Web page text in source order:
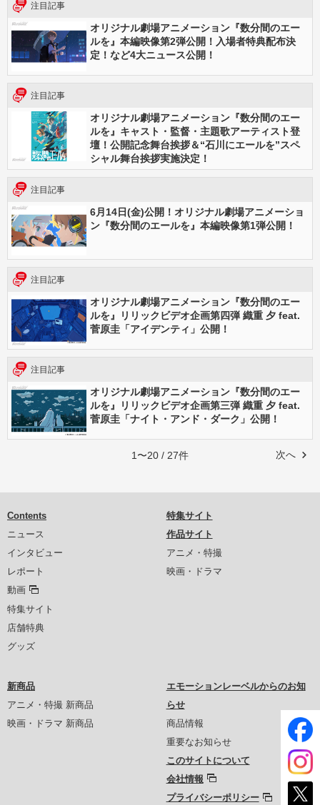
注目記事
オリジナル劇場アニメーション『数分間のエー
ルを』本編映像第2弾公開！入場者特典配布決
定！など4大ニュース公開！
注目記事
オリジナル劇場アニメーション『数分間のエー
ルを』キャスト・監督・主題歌アーティスト登
壇！公開記念舞台挨拶＆“石川にエールを”スペ
シャル舞台挨拶実施決定！
注目記事
6月14日(金)公開！オリジナル劇場アニメーショ
ン『数分間のエールを』本編映像第1弾公開！
注目記事
オリジナル劇場アニメーション『数分間のエー
ルを』リリックビデオ企画第四弾 織重 夕 feat.
菅原圭「アイデンティ」公開！
注目記事
オリジナル劇場アニメーション『数分間のエー
ルを』リリックビデオ企画第三弾 織重 夕 feat.
菅原圭「ナイト・アンド・ダーク」公開！
次へ
1〜20 / 27件
Contents
ニュース
インタビュー
レポート
動画
特集サイト
店舗特典
グッズ
特集サイト
作品サイト
アニメ・特撮
映画・ドラマ
新商品
アニメ・特撮 新商品
映画・ドラマ 新商品
エモーションレーベルからのお知
らせ
商品情報
重要なお知らせ
このサイトについて
会社情報
プライバシーポリシー